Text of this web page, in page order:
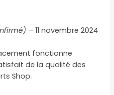
– 11 novembre 2024
fonctionne
de la qualité des
Shop.